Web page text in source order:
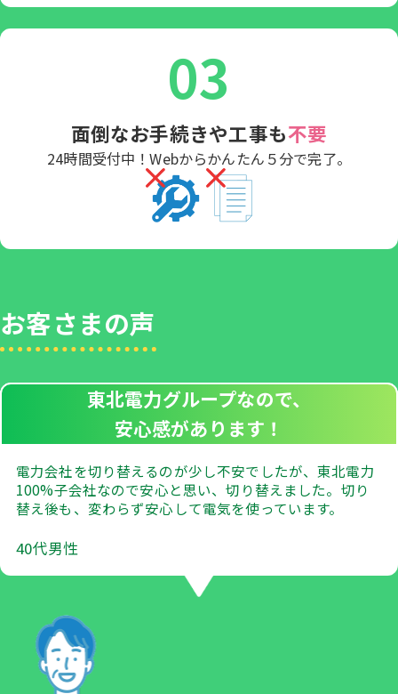
03
面倒なお手続きや工事も不要
24時間受付中！Webからかんたん５分で完了。
お客さまの声
東北電力グループなので、
安心感があります！
電力会社を切り替えるのが少し不安でしたが、東北電力
100%子会社なので安心と思い、切り替えました。切り
替え後も、変わらず安心して電気を使っています。
40代男性